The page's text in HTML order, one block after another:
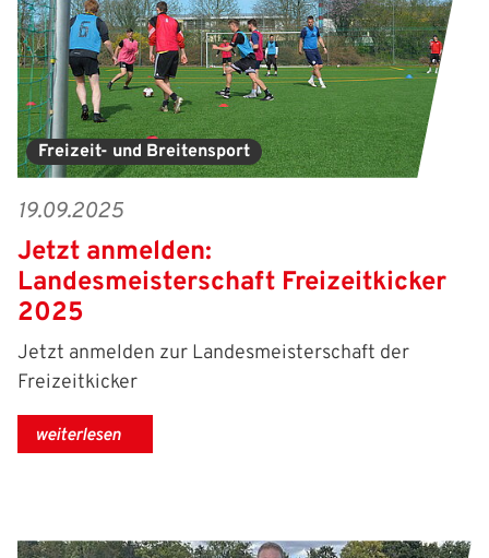
Freizeit- und Breitensport
19.09.2025
Jetzt anmelden:
Landesmeisterschaft Freizeitkicker
2025
Jetzt anmelden zur Landesmeisterschaft der
Freizeitkicker
weiterlesen